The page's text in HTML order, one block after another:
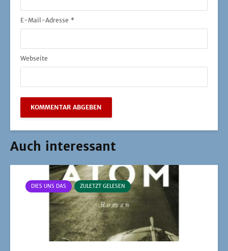
E-Mail-Adresse *
Webseite
Auch interessant
DIES UNS DAS ZULETZT GELESEN